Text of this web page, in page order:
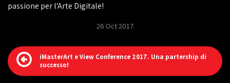
passione per l'Arte Digitale!
26 Oct 2017
iMasterArt e View Conference 2017. Una partership di
successo!